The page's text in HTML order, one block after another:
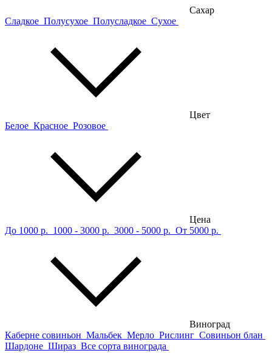
Сахар
Сладкое Полусухое Полусладкое Сухое
Цвет
Белое Красное Розовое
Цена
До 1000 р. 1000 - 3000 р. 3000 - 5000 р. От 5000 р.
Виноград
Каберне совиньон Мальбек Мерло Рислинг Совиньон блан
Шардоне Шираз Все сорта винограда